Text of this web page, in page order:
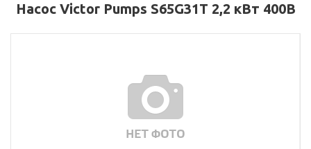
Насос Victor Pumps S65G31T 2,2 кВт 400В